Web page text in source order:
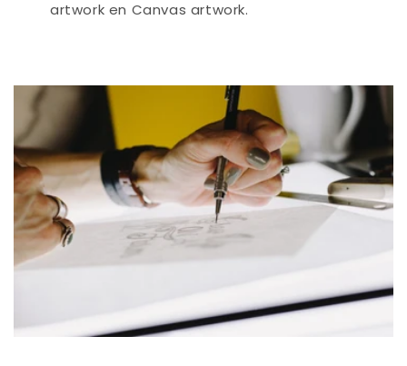
artwork en Canvas artwork.